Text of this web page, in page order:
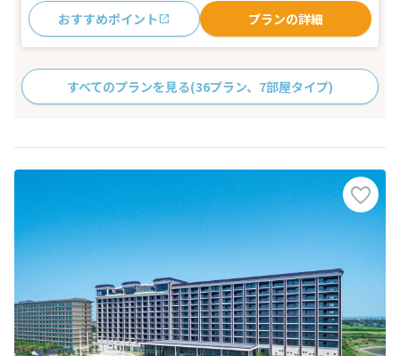
おすすめポイント プランの詳細
すべてのプランを見る(36プラン、7部屋タイプ)